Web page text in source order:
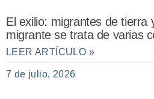
El exilio: migrantes de tierra
migrante se trata de varias
LEER ARTÍCULO »
7 de julio, 2026